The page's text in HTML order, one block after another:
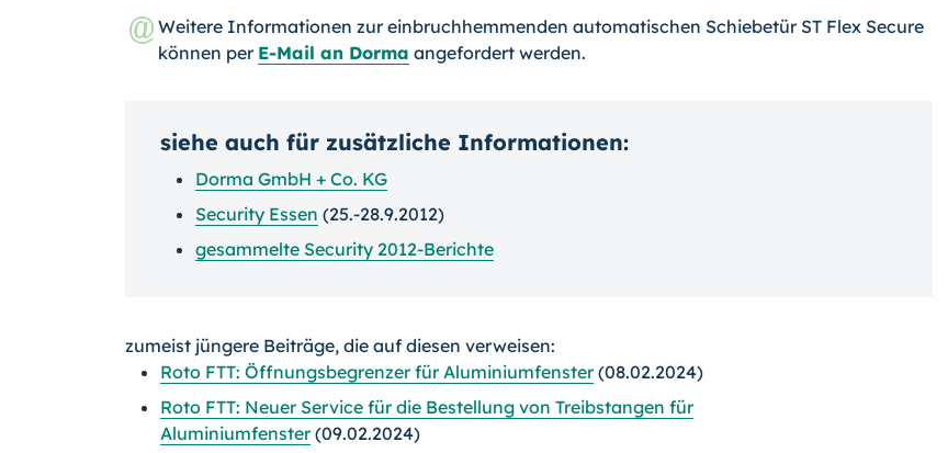
Weitere Informationen zur einbruchhemmenden automatischen Schiebetür ST Flex Secure
können per E-Mail an Dorma angefordert werden.
siehe auch für zusätzliche Informationen:
Dorma GmbH + Co. KG
Security Essen (25.-28.9.2012)
gesammelte Security 2012-Berichte
zumeist jüngere Beiträge, die auf diesen verweisen:
Roto FTT: Öffnungsbegrenzer für Aluminiumfenster(08.02.2024)
Roto FTT: Neuer Service für die Bestellung von Treibstangen für
Aluminiumfenster(09.02.2024)